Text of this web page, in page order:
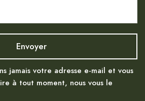
jamais votre adresse e-mail et vous
à tout moment, nous vous le